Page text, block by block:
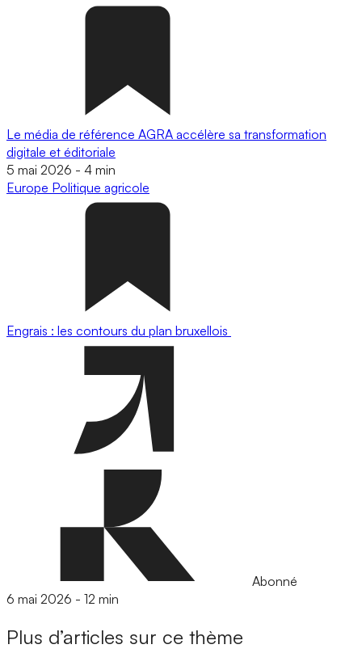
Le média de référence AGRA accélère sa transformation
digitale et éditoriale
5 mai 2026 - 4 min
Europe Politique agricole
Engrais : les contours du plan bruxellois
Abonné
6 mai 2026 - 12 min
Plus d’articles sur ce thème